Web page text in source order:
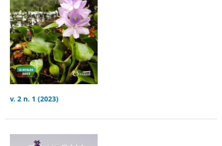
v. 2 n. 1 (2023)